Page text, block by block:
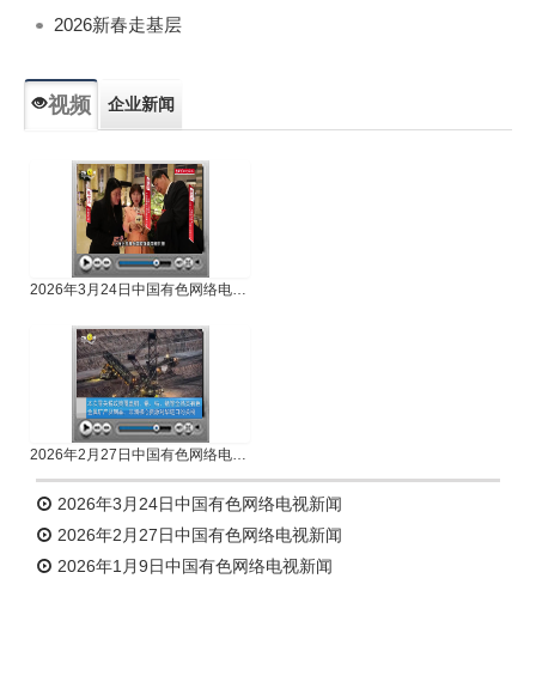
2026新春走基层
视频 企业新闻
2026年3月24日中国有色网络电视新闻
2026年2月27日中国有色网络电视新闻
2026年3月24日中国有色网络电视新闻
2026年2月27日中国有色网络电视新闻
2026年1月9日中国有色网络电视新闻